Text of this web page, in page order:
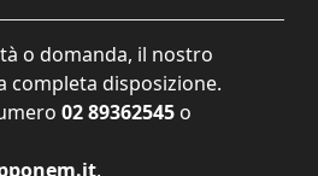
o domanda, il nostro
completa disposizione.
02 89362545 o
.